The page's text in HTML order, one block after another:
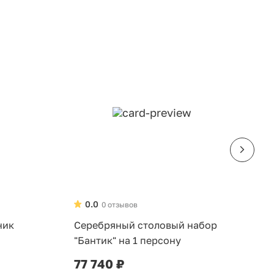
0 отзывов
0.0
Серебряный столовый набор
"Бантик" на 1 персону
77 740 ₽